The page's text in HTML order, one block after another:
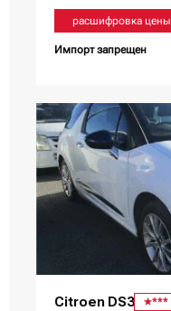
расшифровка цены
Импорт запрещен
Citroen DS3 ***